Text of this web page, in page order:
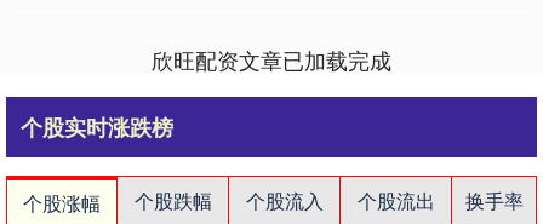
欣旺配资文章已加载完成
个股实时涨跌榜
个股涨幅 个股跌幅 个股流入 个股流出
换手率